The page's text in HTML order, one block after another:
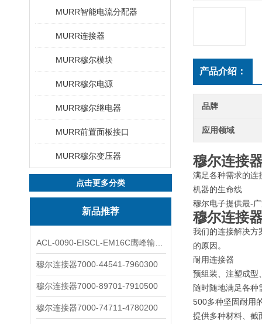
MURR智能电流分配器
MURR连接器
MURR穆尔模块
MURR穆尔电源
MURR穆尔继电器
MURR前置面板接口
MURR穆尔变压器
点击更多分类
新品推荐
穆尔连接器7000-44541-7960300
穆尔连接器7000-89701-7910500
穆尔连接器7000-74711-4780200
产品介绍：
品牌
应用领域
穆尔连接
满足各种需求的连
机器的生命线
穆尔电子提供最-
穆尔连接
我们的连接解决方
的原因。
耐用连接器
预组装、注塑成型
随时随地满足各
500多种坚固耐用
提供多种材料、截